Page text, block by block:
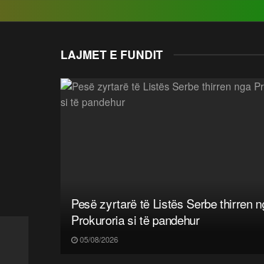
LAJMET E FUNDIT
Pesë zyrtarë të Listës Serbe thirren
Prokuroria si të pandehur
05/08/2026